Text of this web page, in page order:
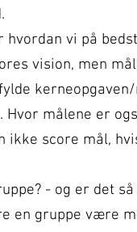
vi på
vision, men
målene er
ikke score mål,
- og er det
en gruppe være